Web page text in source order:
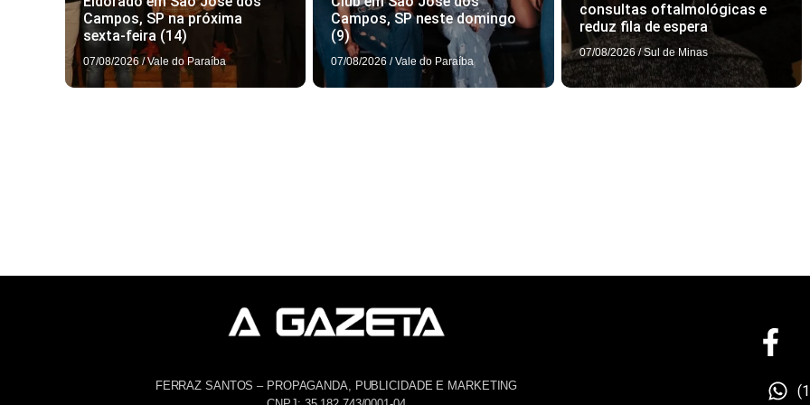
Campos, SP na próxima
sexta-feira (14)
07/08/2026 / Vale do Paraíba
Campos, SP neste domingo
(9)
07/08/2026 / Vale do Paraíba
consultas oftalmológicas e
reduz fila de espera
07/08/2026 / Sul de Minas
FERRAZ SANTOS – PROPAGANDA, PUBLICIDADE E MARKETING